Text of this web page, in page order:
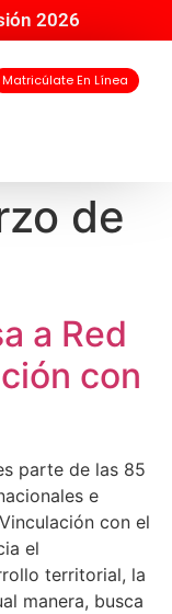
2026
Matricúlate En Línea
de
a Red
con
parte de las 85
e
con el
el
territorial, la
manera, busca